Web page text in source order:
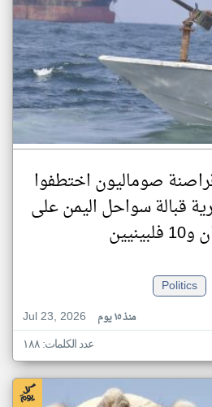
صوماليون اختطفوا
قبالة سواحل اليمن على
Politics
Jul 23, 2026
منذ ١٥ يوم
عدد الكلمات: ١٨٨